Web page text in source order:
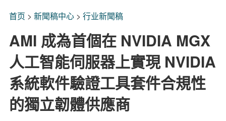
首页 > 新聞稿中心> 行业新聞稿
AMI 成為首個在 NVIDIA MGX
人工智能伺服器上實現 NVIDIA
系統軟件驗證工具套件合規性
的獨立韌體供應商